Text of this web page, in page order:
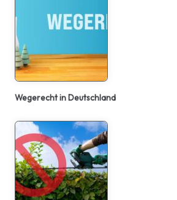
Wegerecht in Deutschland